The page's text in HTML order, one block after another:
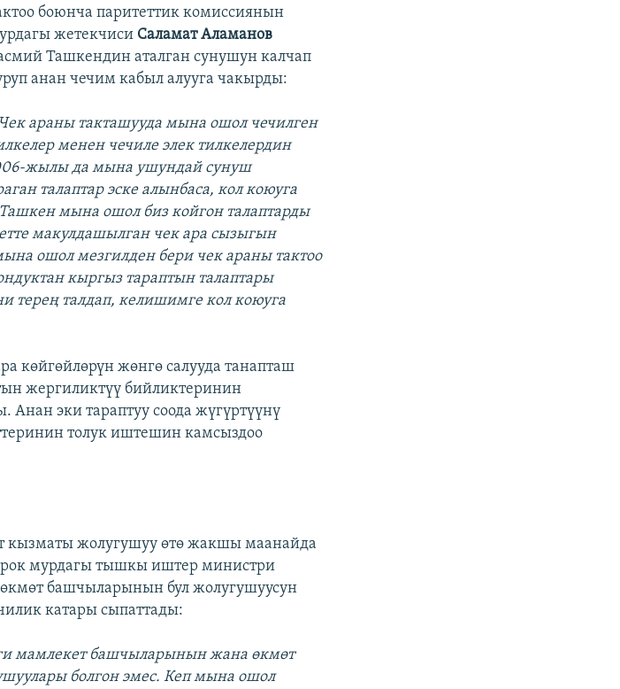
боюнча паритеттик комиссиянын
жетекчиси Саламат Аламанов
Ташкендин аталган сунушун калчап
анан чечим кабыл алууга чакырды:
Чек араны такташууда мына ошол чечилген
менен чечиле элек тилкелердин
жылы да мына ушундай сунуш
талаптар эске алынбаса, кол коюуга
мына ошол биз койгон талаптарды
макулдашылган чек ара сызыгын
ошол мезгилден бери чек араны тактоо
кыргыз тараптын талаптары
терең талдап, келишимге кол коюуга
көйгөйлөрүн жөнгө салууда танапташ
жергиликтүү бийликтеринин
эки тараптуу соода жүгүртүүнү
толук иштешин камсыздоо
кызматы жолугушуу өтө жакшы маанайда
мурдагы тышкы иштер министри
башчыларынын бул жолугушуусун
катары сыпаттады:
мамлекет башчыларынын жана өкмөт
болгон эмес. Кеп мына ошол